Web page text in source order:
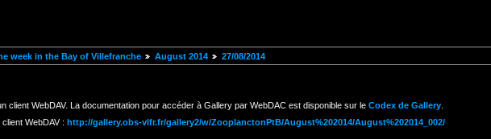
week in the Bay of Villefranche August 2014 27/08/2014
client WebDAV. La documentation pour accéder à Gallery par WebDAC est disponible sur le Codex de Gallery
WebDAV : http://gallery.obs-vlfr.fr/gallery2/w/ZooplanctonPtB/August%202014/August%202014_002/